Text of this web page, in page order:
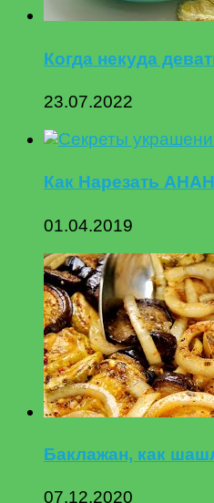
Когда некуда
23.07.2022
Как Нарезать
01.04.2019
Баклажан, как
07.12.2020